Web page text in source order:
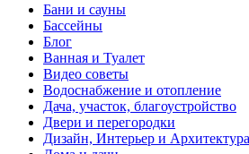
Бани и сауны
Бассейны
Блог
Ванная и Туалет
Видео советы
Водоснабжение и отопление
Дача, участок, благоустройство
Двери и перегородки
Дизайн, Интерьер и Архитектура